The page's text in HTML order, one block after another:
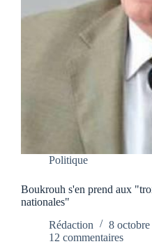
Politique
Boukrouh s'en prend aux
nationales"
Rédaction
8
12 commentaires